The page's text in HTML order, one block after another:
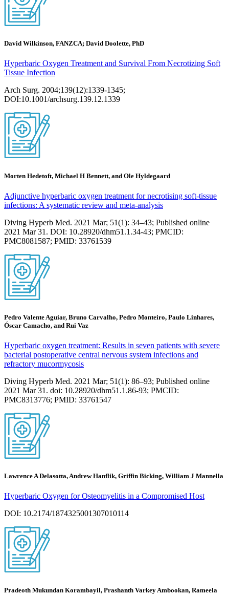
David Wilkinson, FANZCA; David Doolette, PhD
Hyperbaric Oxygen Treatment and Survival From Necrotizing Soft
Tissue Infection
Arch Surg. 2004;139(12):1339-1345;
DOI:10.1001/archsurg.139.12.1339
Morten Hedetoft, Michael H Bennett, and Ole Hyldegaard
Adjunctive hyperbaric oxygen treatment for necrotising soft-tissue
infections: A systematic review and meta-analysis
Diving Hyperb Med. 2021 Mar; 51(1): 34–43; Published online
2021 Mar 31. DOI: 10.28920/dhm51.1.34-43; PMCID:
PMC8081587; PMID: 33761539
Pedro Valente Aguiar, Bruno Carvalho, Pedro Monteiro, Paulo Linhares,
Óscar Camacho, and Rui Vaz
Hyperbaric oxygen treatment: Results in seven patients with severe
bacterial postoperative central nervous system infections and
refractory mucormycosis
Diving Hyperb Med. 2021 Mar; 51(1): 86–93; Published online
2021 Mar 31. doi: 10.28920/dhm51.1.86-93; PMCID:
PMC8313776; PMID: 33761547
Lawrence A Delasotta, Andrew Hanflik, Griffin Bicking, William J Mannella
Hyperbaric Oxygen for Osteomyelitis in a Compromised Host
DOI: 10.2174/1874325001307010114
Pradeoth Mukundan Korambayil, Prashanth Varkey Ambookan, Rameela